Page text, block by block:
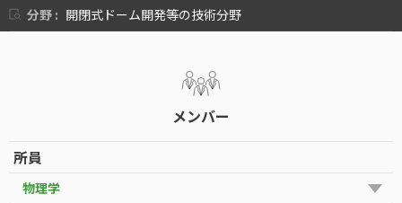
分野 : 開閉式ドーム開発等の技術分野
メンバー
所員
物理学